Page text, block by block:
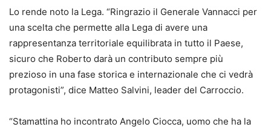
Lo rende noto la Lega. “Ringrazio il Generale Vannacci per
una scelta che permette alla Lega di avere una
rappresentanza territoriale equilibrata in tutto il Paese,
sicuro che Roberto darà un contributo sempre più
prezioso in una fase storica e internazionale che ci vedrà
protagonisti”, dice Matteo Salvini, leader del Carroccio.
“Stamattina ho incontrato Angelo Ciocca, uomo che ha la